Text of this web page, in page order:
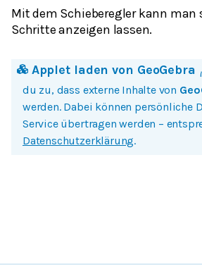
Mit dem Schieberegler kann man
Schritte anzeigen lassen.
Applet laden von GeoGebra
Mit einem Klick auf Bild oder
du zu, dass externe Inhalte von
werden. Dabei können persönliche
Service übertragen werden –
Datenschutzerklärung.